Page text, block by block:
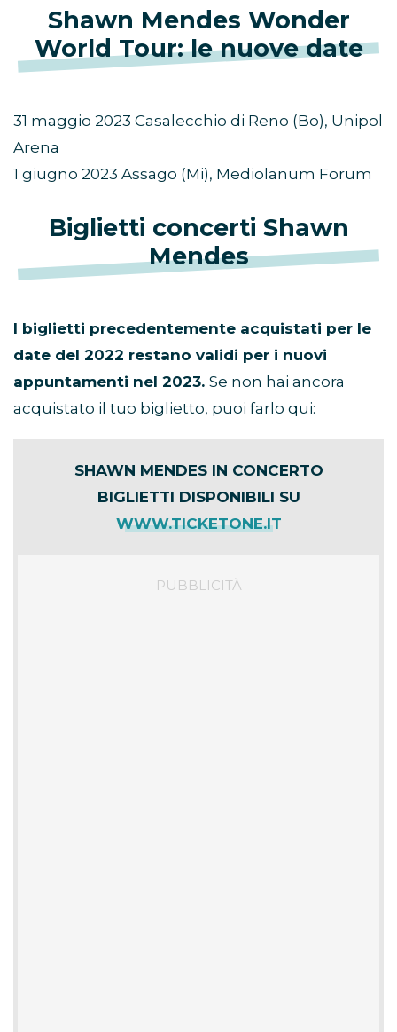
Shawn Mendes Wonder
World Tour: le nuove date
31 maggio 2023 Casalecchio di Reno (Bo), Unipol
Arena
1 giugno 2023 Assago (Mi), Mediolanum Forum
Biglietti concerti Shawn
Mendes
I biglietti precedentemente acquistati per le
date del 2022 restano validi per i nuovi
appuntamenti nel 2023. Se non hai ancora
acquistato il tuo biglietto, puoi farlo qui:
SHAWN MENDES IN CONCERTO
BIGLIETTI DISPONIBILI SU
WWW.TICKETONE.IT